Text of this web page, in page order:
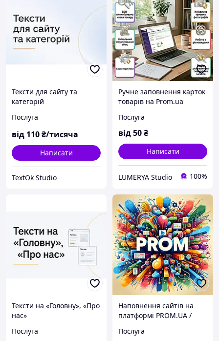
Тексти для сайту та
категорій
Послуга
від 110₴/тисяча
Написати
TextOk Studio
Ручне заповнення карток
товарів на Prom.ua
модернізація карток
товарів Професійний
контент-менеджер
Послуга
від50₴
Написати
LUMERYA Studio 100%
Тексти на «Головну», «Про
нас»
Послуга
Наповнення сайтів на
платформі PROM.UA /
товар
Послуга